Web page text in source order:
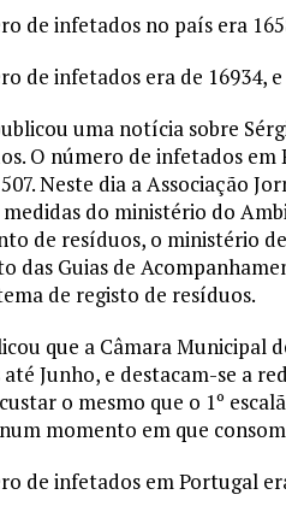
de infetados no país era
de infetados era de 16934,
uma notícia sobre
O número de infetados em
Neste dia a Associação
do ministério do
de resíduos, o ministério
das Guias de
de registo de resíduos.
que a Câmara Municipal
Junho, e destacam-se a
o mesmo que o 1º
momento em que
de infetados em Portugal